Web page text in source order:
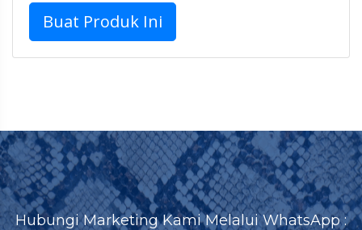
Buat Produk Ini
Hubungi Marketing Kami Melalui WhatsApp :